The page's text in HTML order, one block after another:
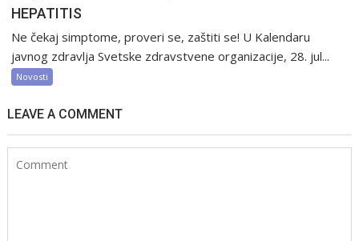
HEPATITIS
Ne čekaj simptome, proveri se, zaštiti se! U Kalendaru
javnog zdravlja Svetske zdravstvene organizacije, 28. jul...
Novosti
LEAVE A COMMENT